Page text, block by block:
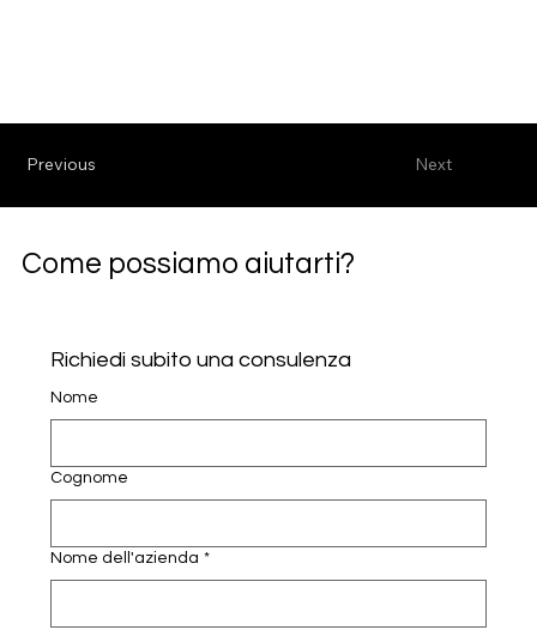
Next
Previous
Come possiamo aiutarti?
Richiedi subito una consulenza
Nome
Cognome
Nome dell'azienda *